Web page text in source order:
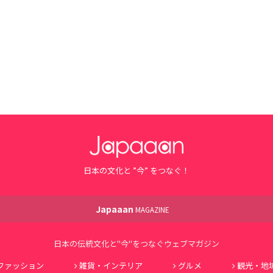
日本の文化と ”今” をつなぐ！
Japaaan MAGAZINE
日本の伝統文化と"今"をつなぐウェブマガジン
ァッション 雑貨・インテリア グルメ 観光・地